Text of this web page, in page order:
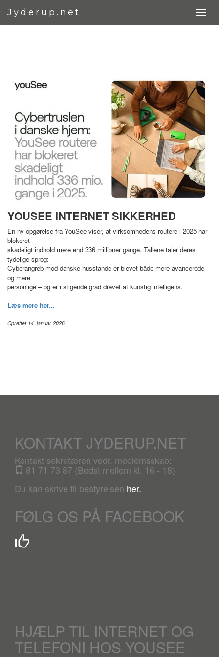
Jyderup.net
YOUSEE INTERNET SIKKERHED
En ny opgørelse fra YouSee viser, at virksomhedens routere i 2025 har
blokeret
skadeligt indhold mere end 336 millioner gange. Tallene taler deres
tydelige sprog:
Cyberangreb mod danske husstande er blevet både mere avancerede
og mere
personlige – og er i stigende grad drevet af kunstig intelligens.
Læs mere her...
Oprettet 14. januar 2026
KONTAKT JYDERUP.NET
Kontakt sekretæren vedr. medlemsskab:
81 71 73 87 (Bedst mellem kl. 16 - 18)
Du kan skrive til bestyrelsen her.
FØLG OS PÅ FACEBOOK
HJÆLP TIL INTERNET OG
TELEFONI HOS YOUSEE